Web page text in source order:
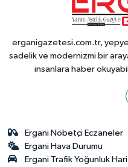
erganigazetesi.com.tr,
sadelik ve modernizmi bir
insanlara haber
Ergani Nöbetçi Eczaneler
Ergani Hava Durumu
Ergani Trafik Yoğunluk